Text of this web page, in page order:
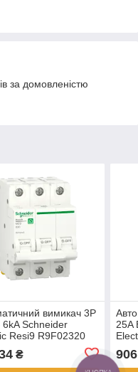
за домовленістю
вимикач 3P
6kA Schneider
Resi9 R9F02320
₴
25A